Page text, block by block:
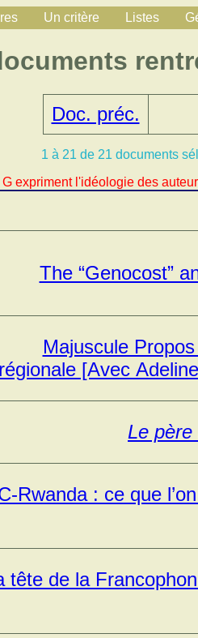
Un critère Listes
Doc. préc.
1 à 21 de 21 documents
expriment l'idéologie des
The “Genocost”
Majuscule
régionale [Avec
Le père
Rwanda : ce que
tête de la